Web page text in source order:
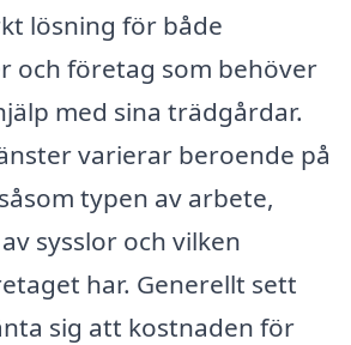
lösning för både
och företag som behöver
med sina trädgårdar.
varierar beroende på
typen av arbete,
sysslor och vilken
har. Generellt sett
sig att kostnaden för